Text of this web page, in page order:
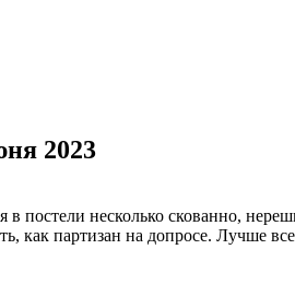
2023
постели несколько скованно,
как партизан на допросе. Лучше